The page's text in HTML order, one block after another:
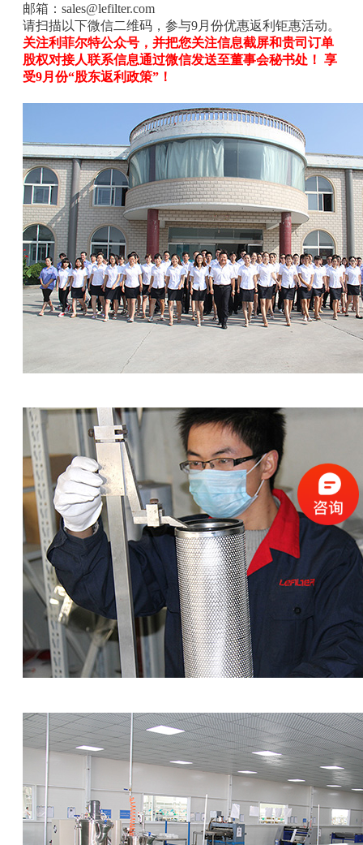
邮箱：sales@lefilter.com
请扫描以下微信二维码，参与9月份优惠返利钜惠活动。
关注利菲尔特公众号，并把您关注信息截屏和贵司订单
股权对接人联系信息通过微信发送至董事会秘书处！ 享
受9月份“股东返利政策”！